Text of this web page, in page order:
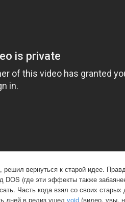
решил вернуться к старой идее.
DOS (где эти эффекты также
Часть кода взял со своих
дней в релиз ушел void (видео, увы,